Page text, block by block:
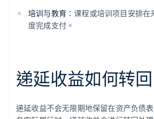
培训与教育：课程或培训项目安排在
度完成支付。
递延收益如何转回
递延收益不会无限期地保留在资产负债